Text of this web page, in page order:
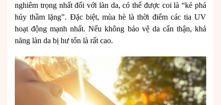
nghiêm trọng nhất đối với làn da, có thể được coi là “kẻ phá
hủy thầm lặng”. Đặc biệt, mùa hè là thời điểm các tia UV
hoạt động mạnh nhất. Nếu không bảo vệ da cẩn thận, khả
năng làn da bị hư tổn là rất cao.